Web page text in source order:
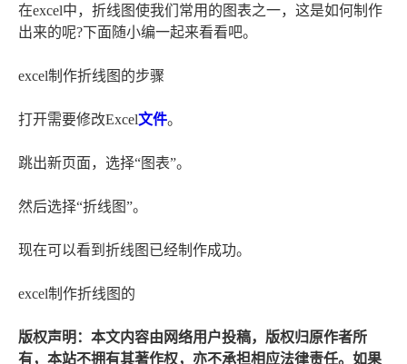
在excel中，折线图使我们常用的图表之一，这是如何制作
出来的呢?下面随小编一起来看看吧。
excel制作折线图的步骤
打开需要修改Excel文件。
跳出新页面，选择“图表”。
然后选择“折线图”。
现在可以看到折线图已经制作成功。
excel制作折线图的
版权声明：本文内容由网络用户投稿，版权归原作者所
有，本站不拥有其著作权，亦不承担相应法律责任。如果